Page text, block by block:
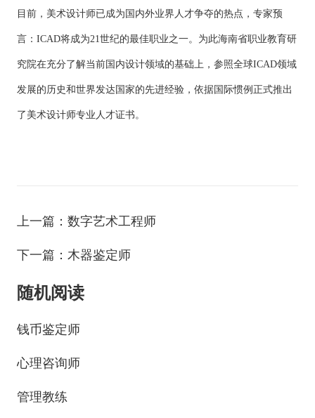
目前，美术设计师已成为国内外业界人才争夺的热点，专家预
言：ICAD将成为21世纪的最佳职业之一。为此海南省职业教育研
究院在充分了解当前国内设计领域的基础上，参照全球ICAD领域
发展的历史和世界发达国家的先进经验，依据国际惯例正式推出
了美术设计师专业人才证书。
上一篇：数字艺术工程师
下一篇：木器鉴定师
随机阅读
钱币鉴定师
心理咨询师
管理教练